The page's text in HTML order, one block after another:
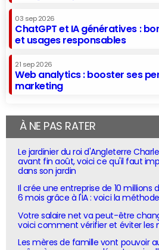
03 sep 2026
ChatGPT et IA génératives :
et usages responsables
21 sep 2026
Web analytics : booster ses
marketing
À NE PAS RATER
Le jardinier du roi d'Angleterre
avant fin août, voici ce qu'il faut
dans son jardin
Il crée une entreprise de 10 millions
6 mois grâce à l'IA : voici la
Votre salaire net va peut-être
voici comment vérifier et éviter les
Les mères de famille vont pouvoir